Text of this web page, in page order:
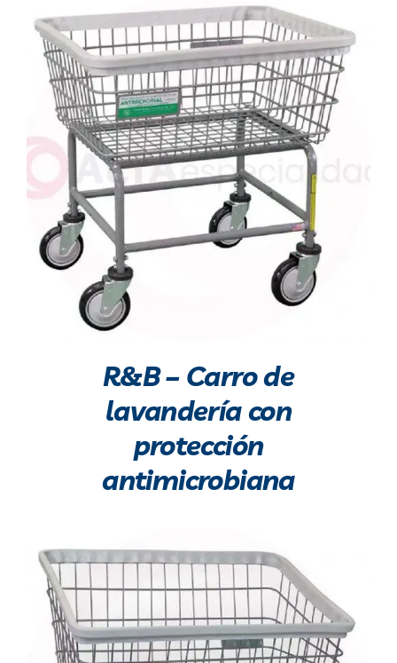
R&B – Carro de
lavandería con
protección
antimicrobiana